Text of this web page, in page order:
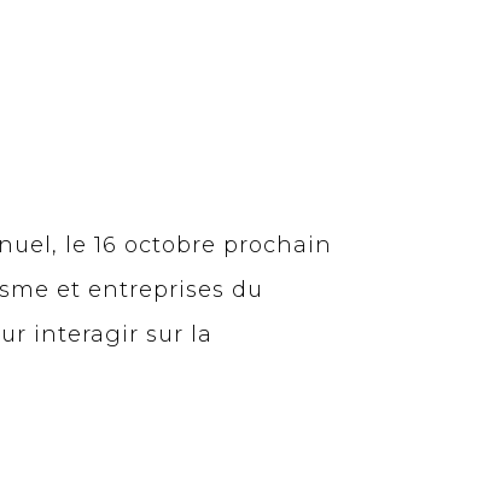
le 16 octobre prochain
et entreprises du
interagir sur la